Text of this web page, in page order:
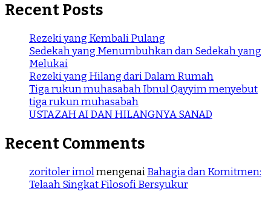
Recent Posts
Rezeki yang Kembali Pulang
Sedekah yang Menumbuhkan dan Sedekah yang
Melukai
Rezeki yang Hilang dari Dalam Rumah
Tiga rukun muhasabah Ibnul Qayyim menyebut
tiga rukun muhasabah
USTAZAH AI DAN HILANGNYA SANAD
Recent Comments
zoritoler imolmengenaiBahagia dan Komitmen:
Telaah Singkat Filosofi Bersyukur